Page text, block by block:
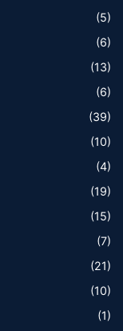
(5)
(6)
(13)
(6)
(39)
(10)
(4)
(19)
(15)
(7)
(21)
(10)
(1)